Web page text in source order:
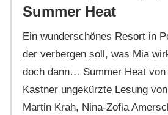
Summer Heat
Ein wunderschönes Resort in
der verbergen soll, was Mia
doch dann… Summer Heat
Kastner ungekürzte Lesung
Martin Krah, Nina-Zofia